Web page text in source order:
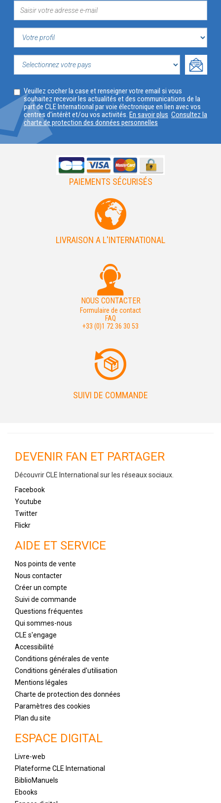
VOTRE
PROFIL
VOTRE
PAYS
Veuillez cocher la case et renseigner votre email si vous
souhaitez recevoir les actualités et des communications de la
part de CLE International par voie électronique en lien avec vos
centres d'intérêt et/ou vos activités. En savoir plus Consultez la
charte de protection des données personnelles
PAIEMENTS SÉCURISÉS
LIVRAISON A L'INTERNATIONAL
NOUS CONTACTER
Formulaire de contact
FAQ
+33 (0)1 72 36 30 53
SUIVI DE COMMANDE
DEVENIR FAN ET PARTAGER
Découvrir CLE International sur les réseaux sociaux.
Facebook
Youtube
Twitter
Flickr
AIDE ET SERVICE
Nos points de vente
Nous contacter
Créer un compte
Suivi de commande
Questions fréquentes
Qui sommes-nous
CLE s'engage
Accessibilité
Conditions générales de vente
Conditions générales d'utilisation
Mentions légales
Charte de protection des données
Paramètres des cookies
Plan du site
ESPACE DIGITAL
Livre-web
Plateforme CLE International
BiblioManuels
Ebooks